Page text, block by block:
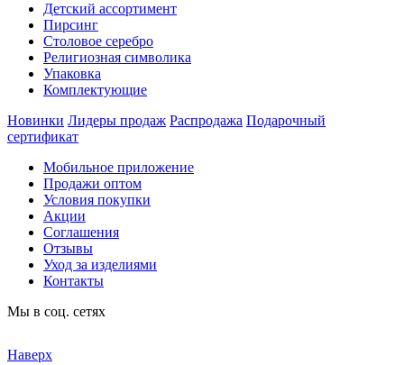
Детский ассортимент
Пирсинг
Столовое серебро
Религиозная символика
Упаковка
Комплектующие
Новинки Лидеры продаж Распродажа Подарочный
сертификат
Мобильное приложение
Продажи оптом
Условия покупки
Акции
Соглашения
Отзывы
Уход за изделиями
Контакты
Мы в соц. сетях
Наверх